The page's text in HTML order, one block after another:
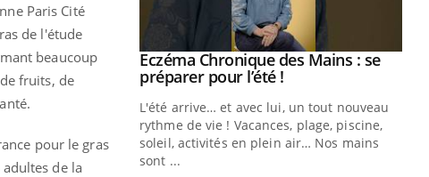
Paris Cité
de l'étude
beaucoup
fruits, de
pour le gras
de la
: et si on
le diabète de type 2
chez les soignants.
Youtube
Eczéma Chronique des Mains : se
préparer pour l’été !Youtube
L'été arrive… et avec lui, un tout nouveau
rythme de vie ! Vacances, plage, piscine,
soleil, activités en plein air… Nos mains
sont ...